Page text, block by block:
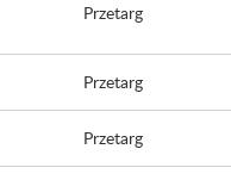
Przetarg
Przetarg
Przetarg